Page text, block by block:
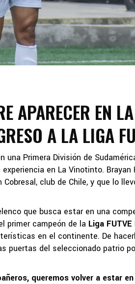
APARECER EN
A LA LIGA
una Primera División de
en La Vinotinto.
club de Chile, y que lo
que busca estar en una
primer campeón de la Liga FUTVE
en el continente. De
puertas del seleccionado patrio
queremos volver a estar